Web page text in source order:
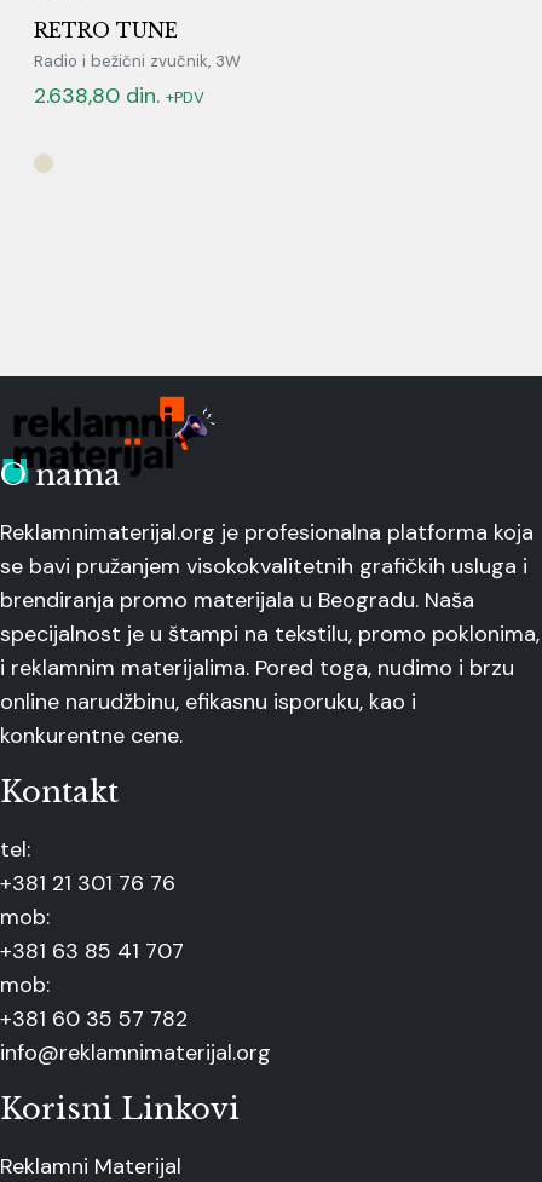
RETRO TUNE
Radio i bežični zvučnik, 3W
2.638,80 din. +PDV
O nama
Reklamnimaterijal.org je profesionalna platforma koja
se bavi pružanjem visokokvalitetnih grafičkih usluga i
brendiranja promo materijala u Beogradu. Naša
specijalnost je u štampi na tekstilu, promo poklonima,
i reklamnim materijalima. Pored toga, nudimo i brzu
online narudžbinu, efikasnu isporuku, kao i
konkurentne cene.
Kontakt
tel:
+381 21 301 76 76
mob:
+381 63 85 41 707
mob:
+381 60 35 57 782
info@reklamnimaterijal.org
Korisni Linkovi
Reklamni Materijal